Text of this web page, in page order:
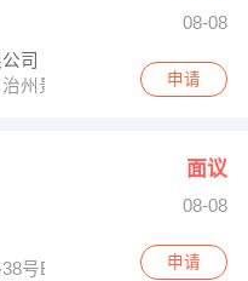
08-08
司
州景洪市宣慰大道申请
面议
08-08
号B-1座
申请